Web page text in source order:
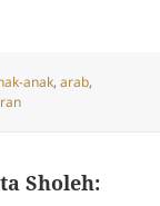
anak,arab,
Sholeh: